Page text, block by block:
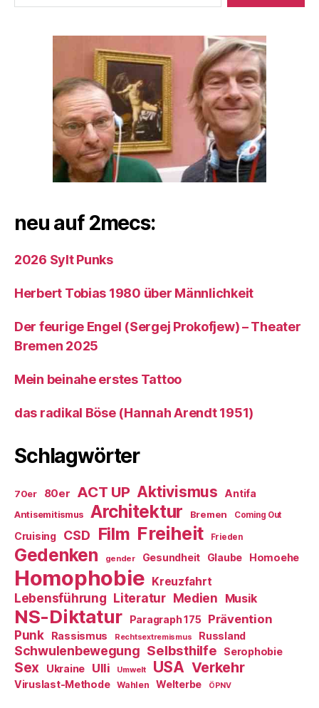
neu auf 2mecs:
2026 Sylt Punks
Herbert Tobias 1980 über Männlichkeit
Der feurige Engel (Sergej Prokofjew) – Theater
Bremen 2025
Mein beinahe erstes Tattoo
das radikal Böse (Hannah Arendt 1951)
Schlagwörter
70er 80er ACT UP Aktivismus Antifa
Antisemitismus Architektur Bremen Coming Out
Cruising CSD Film Freiheit Frieden
Gedenken gender Gesundheit Glaube Homoehe
Homophobie Kreuzfahrt
Lebensführung Literatur Medien Musik
NS-Diktatur Paragraph 175
Prävention
Punk
Rassismus Rechtsextremismus Russland
Schwulenbewegung Selbsthilfe Serophobie
Sex Ukraine Ulli Umwelt USA Verkehr
Viruslast-Methode Wahlen Welterbe ÖPNV